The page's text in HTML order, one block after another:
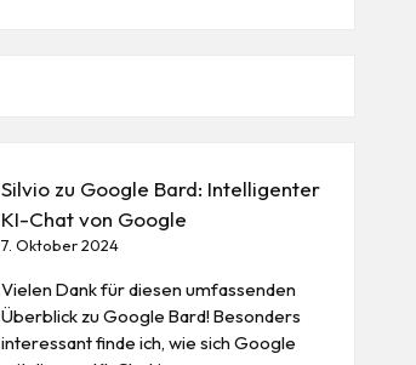
Silvio zu Google Bard: Intelligenter
KI-Chat von Google
7. Oktober 2024
Vielen Dank für diesen umfassenden
Überblick zu Google Bard! Besonders
interessant finde ich, wie sich Google